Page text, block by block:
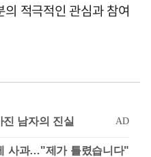
적극적인 관심과 참여
사과…"제가 틀렸습니다"